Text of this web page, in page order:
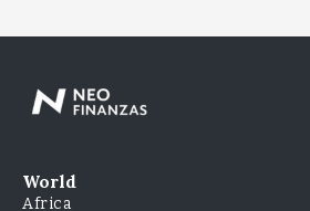
World
Africa